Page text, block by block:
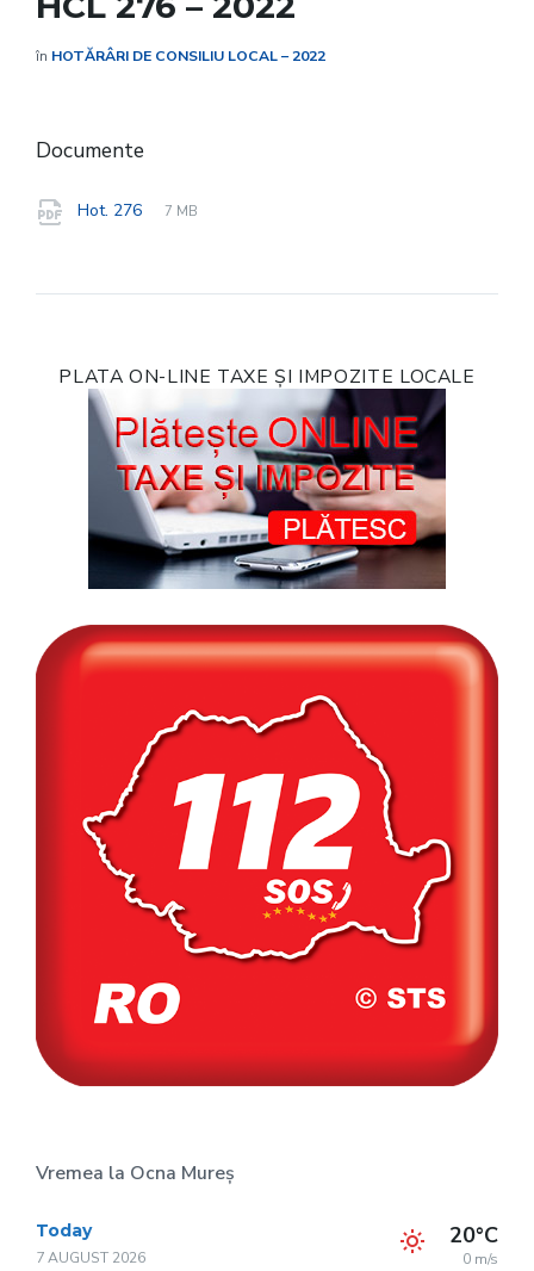
în HOTĂRÂRI DE CONSILIU LOCAL – 2022
Documente
Hot. 276
File
pdf
File
7 MB
PLATA ON-LINE TAXE ȘI IMPOZITE LOCALE
Vremea la Ocna Mureș
Today
7 AUGUST 2026
20°C
0 m/s